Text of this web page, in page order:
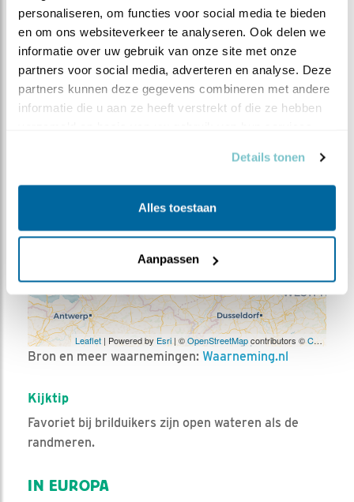
personaliseren, om functies voor social media te bieden
en om ons websiteverkeer te analyseren. Ook delen we
informatie over uw gebruik van onze site met onze
partners voor social media, adverteren en analyse. Deze
partners kunnen deze gegevens combineren met andere
informatie die u aan ze heeft verstrekt of die ze hebben
Details tonen
Alles toestaan
Aanpassen
Meer weten over trends? Kijk opsovon.nl.
WAARNEMINGEN
+
−
Leaflet | Powered byEsri| ©OpenStreetMapcontributors ©CARTO
Bron en meer waarnemingen: Waarneming.nl
Kijktip
Favoriet bij brilduikers zijn open wateren als de
randmeren.
IN EUROPA